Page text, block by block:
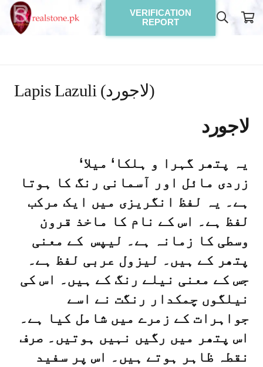
VERIFICATION
REPORT
Lapis Lazuli (لاجورد)
لاجورد
یہ پتھر گہرا و ہلکا‘ میلا‘
زردی مائل اور آسمانی رنگ کا ہوتا
ہے۔ یہ لفظ انگریزی میں ایک مرکب
لفظ ہے۔ اس کے نام کا ماخذ قرون
وسطی کا زمانہ ہے۔ لیپس کے معنی
پتھر کے ہیں۔ لیزول عربی لفظ ہے۔
جس کے معنی نیلے رنگ کے ہیں۔ اس کی
نیلگوں چمکدار رنگت نے اسے
جواہرات کے زمرے میں شامل کیا ہے۔
اس پتھر میں رگیں نہیں ہوتیں۔ صرف
نقطہ ظاہر ہوتے ہیں۔ اس پر سفید